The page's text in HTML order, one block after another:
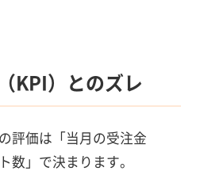
KPI）とのズレ
評価は「当月の受注金
数」で決まります。